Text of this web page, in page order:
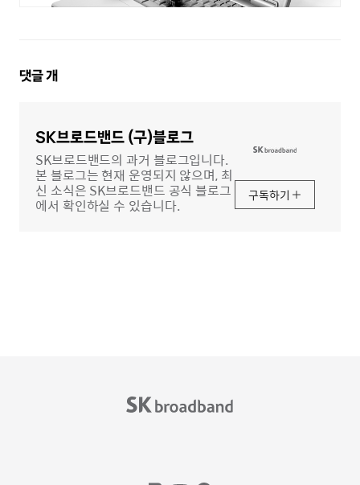
댓
댓글개
SK브로드밴드 (구)블로그
SK브로드밴드의 과거 블로그입니다.
본 블로그는 현재 운영되지 않으며, 최
신 소식은 SK브로드밴드 공식 블로그
에서 확인하실 수 있습니다.
구독하기